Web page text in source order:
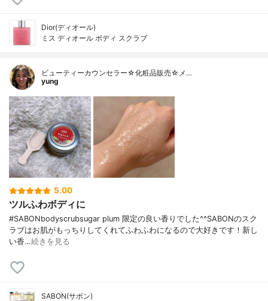
Dior(ディオール)
ミス ディオール ボディ スクラブ
ビューティーカウンセラー☆化粧品販売☆メ…
yung
5.00
ツルふわボディに
#SABONbodyscrubsugar plum 限定の良い香りでした^^SABONのスク
ラブはお肌がもっちりしてくれてふわふわになるので大好きです！新し
い香…続きを見る
SABON(サボン)